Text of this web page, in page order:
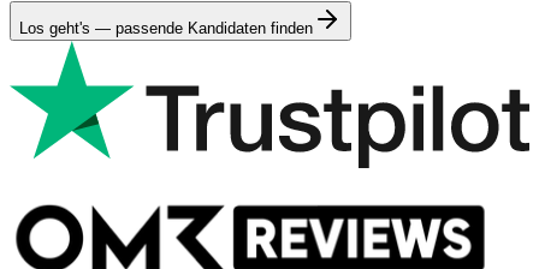
Los geht's — passende Kandidaten finden